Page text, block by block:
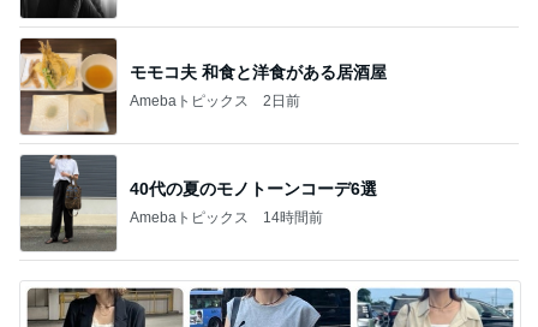
モモコ夫 和食と洋食がある居酒屋
Amebaトピックス 2日前
40代の夏のモノトーンコーデ6選
Amebaトピックス 14時間前